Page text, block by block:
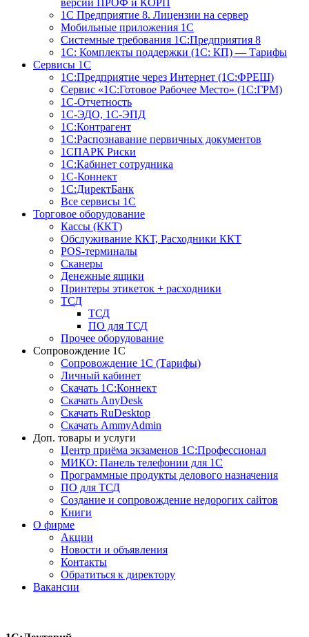
версий ПРОФ и КОРП
1С Предприятие 8. Лицензии на сервер
Мобильные приложения 1С
Системные требования 1С:Предприятия 8
1С: Комплекты поддержки (1С: КП) — Тарифы
Сервисы 1С
1С:Предприятие через Интернет (1С:ФРЕШ)
Сервис «1С:Готовое Рабочее Место» (1С:ГРМ)
1С-Отчетность
1С-ЭДО, 1С-ЭПД
1С:Контрагент
1С:Распознавание первичных документов
1СПАРК Риски
1С:Кабинет сотрудника
1С-Коннект
1С:ДиректБанк
Все сервисы 1С
Торговое оборудование
Кассы (ККТ)
Обслуживание ККТ, Расходники ККТ
POS-терминалы
Сканеры
Денежные ящики
Принтеры этикеток + расходники
ТСД
ТСД
ПО для ТСД
Прочее оборудование
Сопровождение 1С
Сопровождение 1С (Тарифы)
Личный кабинет
Скачать 1С:Коннект
Скачать AnyDesk
Скачать RuDesktop
Скачать AmmyAdmin
Доп. товары и услуги
Центр приёма экзаменов 1С:Профессионал
МИКО: Панель телефонии для 1С
Программные продукты делового назначения
ПО для ТСД
Создание и сопровождение недорогих сайтов
Книги
О фирме
Акции
Новости и объявления
Контакты
Обратиться к директору
Вакансии